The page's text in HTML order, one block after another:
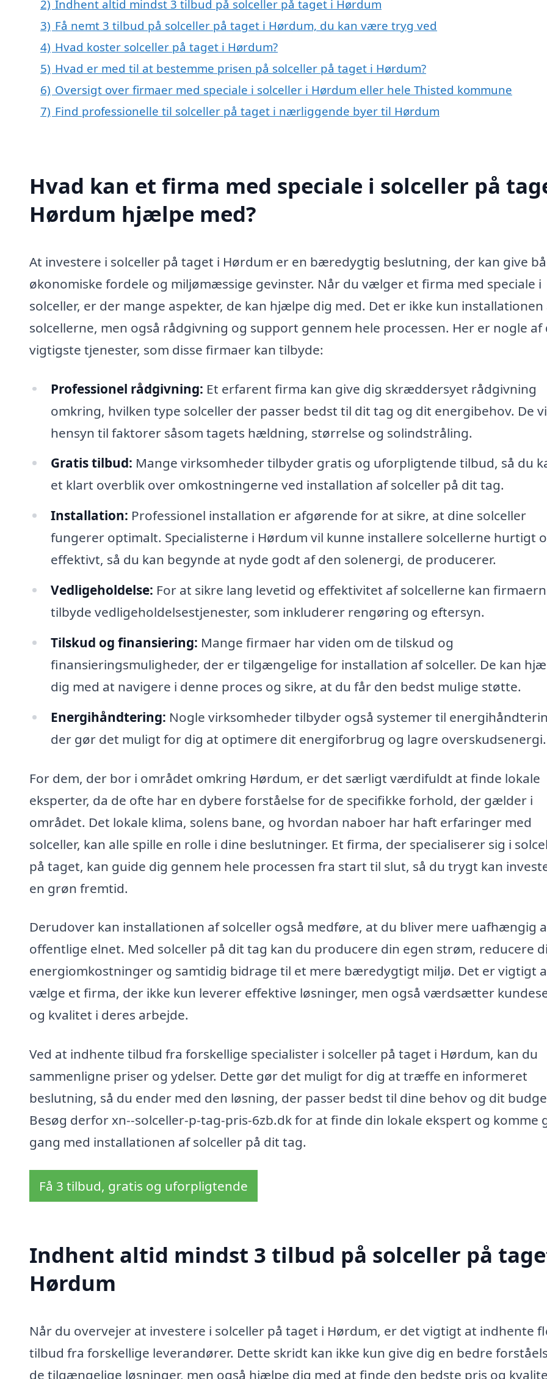
2) Indhent altid mindst 3 tilbud på solceller på taget i Hørdum
3) Få nemt 3 tilbud på solceller på taget i Hørdum, du kan være tryg ved
4) Hvad koster solceller på taget i Hørdum?
5) Hvad er med til at bestemme prisen på solceller på taget i Hørdum?
6) Oversigt over firmaer med speciale i solceller i Hørdum eller hele Thisted kommune
7) Find professionelle til solceller på taget i nærliggende byer til Hørdum
Hvad kan et firma med speciale i solceller på
Hørdum hjælpe med?
At investere i solceller på taget i Hørdum er en bæredygtig beslutning, der kan give
økonomiske fordele og miljømæssige gevinster. Når du vælger et firma med speciale i
solceller, er der mange aspekter, de kan hjælpe dig med. Det er ikke kun installationen
solcellerne, men også rådgivning og support gennem hele processen. Her er nogle af
vigtigste tjenester, som disse firmaer kan tilbyde:
Professionel rådgivning: Et erfarent firma kan give dig skræddersyet rådgivning
omkring, hvilken type solceller der passer bedst til dit tag og dit energibehov. De
hensyn til faktorer såsom tagets hældning, størrelse og solindstråling.
Gratis tilbud: Mange virksomheder tilbyder gratis og uforpligtende tilbud, så du
et klart overblik over omkostningerne ved installation af solceller på dit tag.
Installation: Professionel installation er afgørende for at sikre, at dine solceller
fungerer optimalt. Specialisterne i Hørdum vil kunne installere solcellerne hurtigt
effektivt, så du kan begynde at nyde godt af den solenergi, de producerer.
Vedligeholdelse: For at sikre lang levetid og effektivitet af solcellerne kan
tilbyde vedligeholdelsestjenester, som inkluderer rengøring og eftersyn.
Tilskud og finansiering: Mange firmaer har viden om de tilskud og
finansieringsmuligheder, der er tilgængelige for installation af solceller. De kan
dig med at navigere i denne proces og sikre, at du får den bedst mulige støtte.
Energihåndtering: Nogle virksomheder tilbyder også systemer til
der gør det muligt for dig at optimere dit energiforbrug og lagre overskudsenergi.
For dem, der bor i området omkring Hørdum, er det særligt værdifuldt at finde lokale
eksperter, da de ofte har en dybere forståelse for de specifikke forhold, der gælder i
området. Det lokale klima, solens bane, og hvordan naboer har haft erfaringer med
solceller, kan alle spille en rolle i dine beslutninger. Et firma, der specialiserer sig i
på taget, kan guide dig gennem hele processen fra start til slut, så du trygt kan
en grøn fremtid.
Derudover kan installationen af solceller også medføre, at du bliver mere uafhængig
offentlige elnet. Med solceller på dit tag kan du producere din egen strøm, reducere
energiomkostninger og samtidig bidrage til et mere bæredygtigt miljø. Det er vigtigt
vælge et firma, der ikke kun leverer effektive løsninger, men også værdsætter
og kvalitet i deres arbejde.
Ved at indhente tilbud fra forskellige specialister i solceller på taget i Hørdum, kan du
sammenligne priser og ydelser. Dette gør det muligt for dig at træffe en informeret
beslutning, så du ender med den løsning, der passer bedst til dine behov og dit
Besøg derfor xn--solceller-p-tag-pris-6zb.dk for at finde din lokale ekspert og komme
gang med installationen af solceller på dit tag.
Få 3 tilbud, gratis og uforpligtende
Indhent altid mindst 3 tilbud på solceller på
Hørdum
Når du overvejer at investere i solceller på taget i Hørdum, er det vigtigt at indhente
tilbud fra forskellige leverandører. Dette skridt kan ikke kun give dig en bedre
de tilgængelige løsninger, men også hjælpe dig med at finde den bedste pris og